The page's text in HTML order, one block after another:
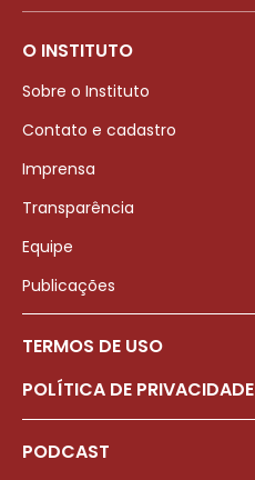
O INSTITUTO
Sobre o Instituto
Contato e cadastro
Imprensa
Transparência
Equipe
Publicações
TERMOS DE USO
POLÍTICA DE PRIVACIDADE
PODCAST